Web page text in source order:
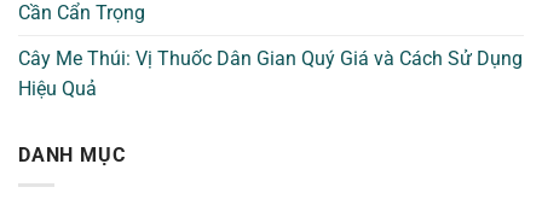
Cần Cẩn Trọng
Cây Me Thúi: Vị Thuốc Dân Gian Quý Giá và Cách Sử Dụng
Hiệu Quả
DANH MỤC